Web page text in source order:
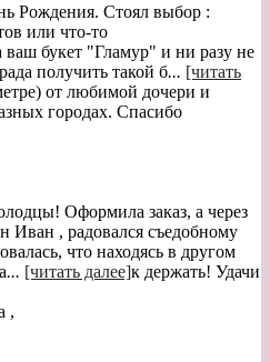
Рождения. Стоял выбор :
или что-то
ваш букет "Гламур" и ни разу не
получить такой б... [читать
от любимой дочери и
городах. Спасибо
Оформила заказ, а через
Иван , радовался съедобному
что находясь в другом
... [читать далее]к держать! Удачи
,